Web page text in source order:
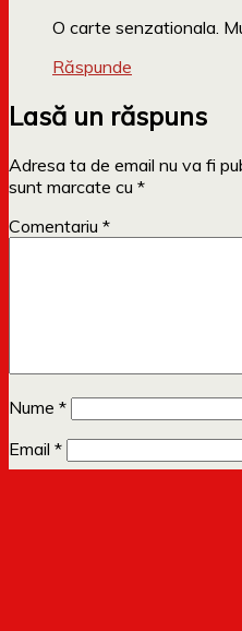
O carte senzationala.
Răspunde
Lasă un răspuns
Adresa ta de email nu va fi
sunt marcate cu *
Comentariu *
Nume *
Email *